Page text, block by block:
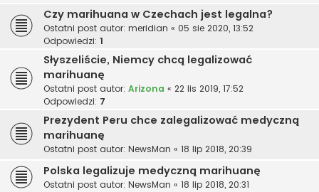
Czy marihuana w Czechach jest legalna?
Ostatni post autor: meridian « 05 sie 2020, 13:52
Odpowiedzi: 1
Słyszeliście, Niemcy chcą legalizować
marihuanę
Ostatni post autor: Arizona « 22 lis 2019, 17:52
Odpowiedzi: 7
Prezydent Peru chce zalegalizować medyczną
marihuanę
Ostatni post autor: NewsMan « 18 lip 2018, 20:39
Polska legalizuje medyczną marihuanę
Ostatni post autor: NewsMan « 18 lip 2018, 20:31